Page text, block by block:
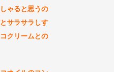
ゃると思うの
サラサラしす
クリームとの